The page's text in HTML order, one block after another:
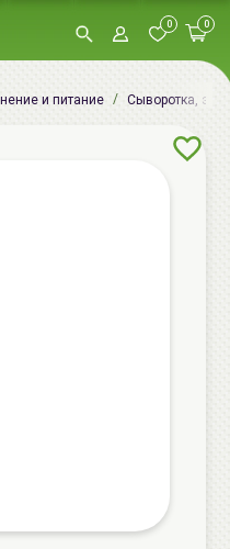
0 0
и питание Сыворотка,